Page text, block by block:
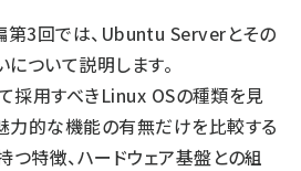
3回では、Ubuntu Serverとその
ついて説明します。
採用すべきLinux OSの種類を見
力的な機能の有無だけを比較する
つ特徴、ハードウェア基盤との組